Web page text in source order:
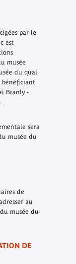
par le
est
musée
du quai
bénéficiant
Branly -
sera
musée du
de
au
musée du
DE